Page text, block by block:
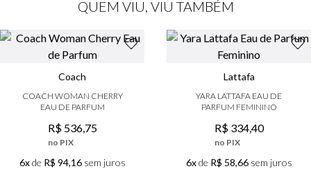
QUEM VIU, VIU TAMBÉM
Coach
COACH WOMAN CHERRY
EAU DE PARFUM
R$ 536,75
no PIX
6xde R$ 94,16sem juros
Lattafa
YARA LATTAFA EAU DE
PARFUM FEMININO
R$ 334,40
no PIX
6xde R$ 58,66sem juros